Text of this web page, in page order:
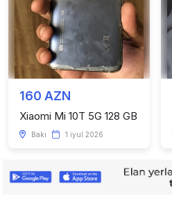
160 AZN
Xiaomi Mi 10T 5G 128 GB
Bakı 1 iyul 2026